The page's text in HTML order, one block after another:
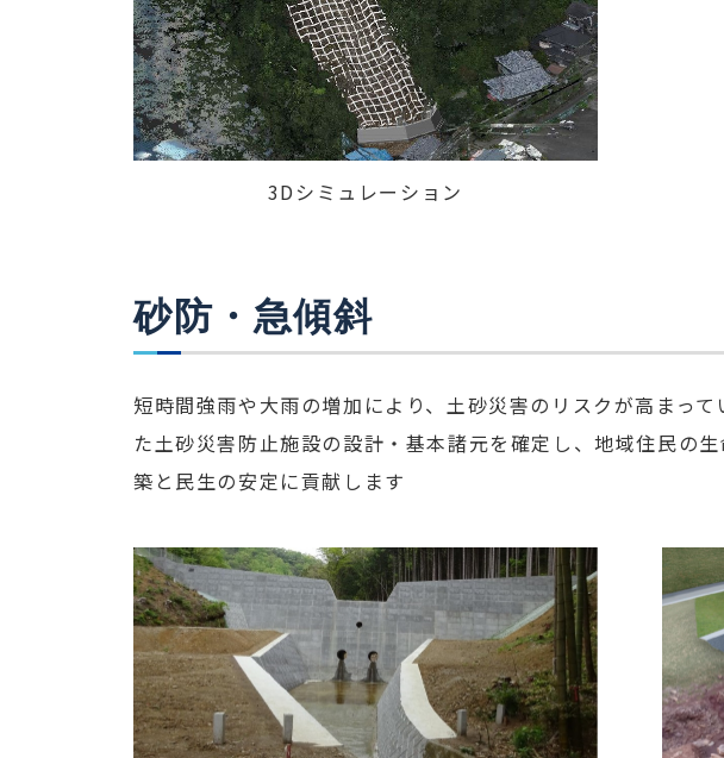
3Dシミュレーション
砂防・急傾斜
短時間強雨や大雨の増加により、土砂災害のリスクが高まっ
た土砂災害防止施設の設計・基本諸元を確定し、地域住民の
築と民生の安定に貢献します